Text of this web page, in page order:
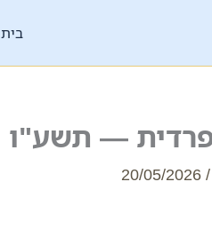
בית
— תשע"ו
/
20/05/2026